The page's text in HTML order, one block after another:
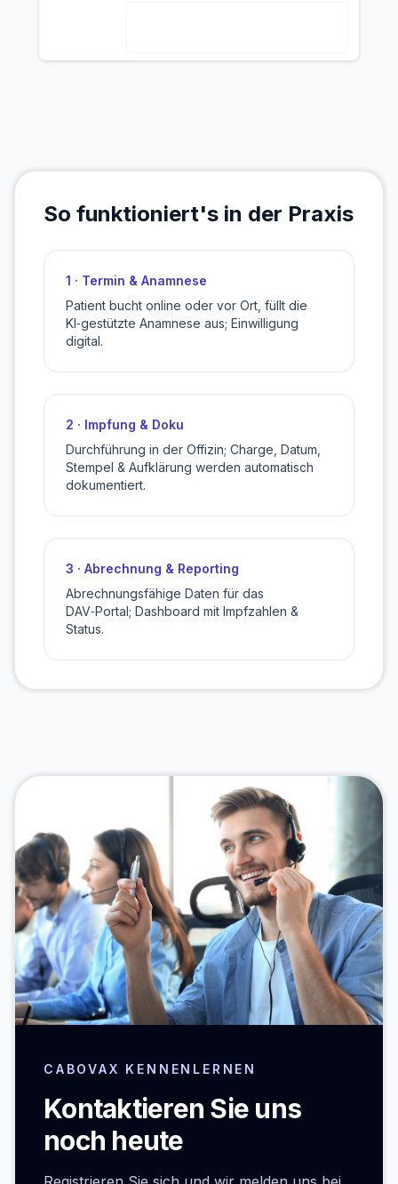
So funktioniert's in der Praxis
1 · Termin & Anamnese
Patient bucht online oder vor Ort, füllt die
KI‑gestützte Anamnese aus; Einwilligung
digital.
2 · Impfung & Doku
Durchführung in der Offizin; Charge, Datum,
Stempel & Aufklärung werden automatisch
dokumentiert.
3 · Abrechnung & Reporting
Abrechnungsfähige Daten für das
DAV‑Portal; Dashboard mit Impfzahlen &
Status.
CABOVAX KENNENLERNEN
Kontaktieren Sie uns
noch heute